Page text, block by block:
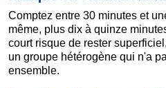
Comptez entre 30 minutes et
même, plus dix à quinze
court risque de rester
un groupe hétérogène qui n'a
ensemble.